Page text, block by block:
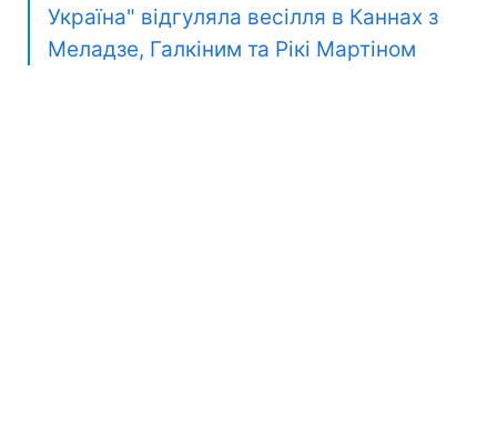
Україна" відгуляла весілля в Каннах з
Меладзе, Галкіним та Рікі Мартіном